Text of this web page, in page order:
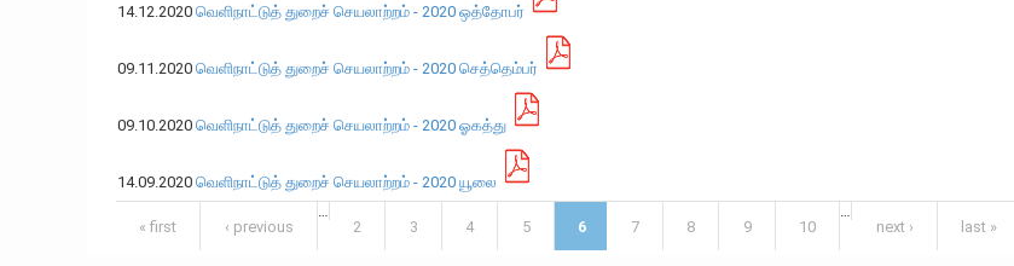
14.12.2020 வெளிநாட்டுத் துறைச் செயலாற்றம் - 2020 ஒத்தோபர்
09.11.2020 வெளிநாட்டுத் துறைச் செயலாற்றம் - 2020 செத்தெம்பர்
09.10.2020 வெளிநாட்டுத் துறைச் செயலாற்றம் - 2020 ஓகத்து
14.09.2020 வெளிநாட்டுத் துறைச் செயலாற்றம் - 2020 யூலை
Pages
« first ‹ previous
2
3 4 5 6 7 8 9 10
next ›
last »